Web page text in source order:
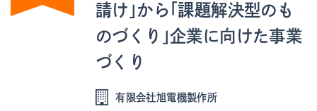
請け」から「課題解決型のも
のづくり」企業に向けた事業
づくり
有限会社旭電機製作所